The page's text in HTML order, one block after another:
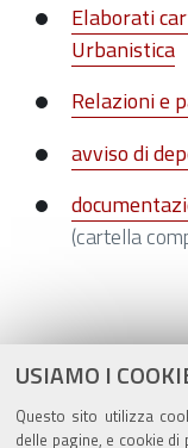
USIAMO I
Questo sito utilizza
delle pagine, e cookie
Elaborati
Urbanistica
Relazioni e
avviso di
(cartella
Azioni
sul
documento
pubblicato il
ultima modifica